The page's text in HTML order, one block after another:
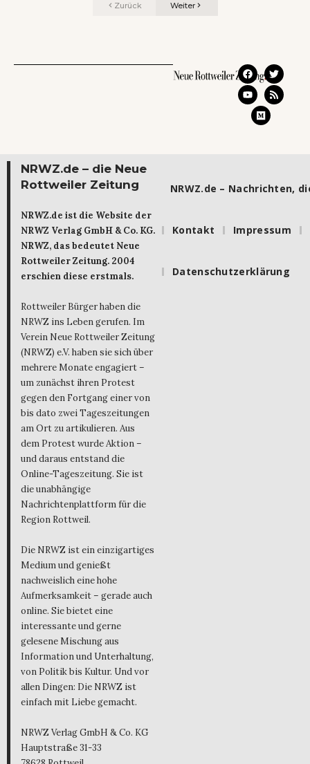
Zurück Weiter
NRWZ.de – die Neue
Rottweiler Zeitung
NRWZ.de ist die Website der
NRWZ Verlag GmbH & Co. KG.
NRWZ, das bedeutet Neue
Rottweiler Zeitung. 2004
erschien diese erstmals.
Rottweiler Bürger haben die
NRWZ ins Leben gerufen. Im
Verein Neue Rottweiler Zeitung
(NRWZ) e.V. haben sie sich über
mehrere Monate engagiert –
um zunächst ihren Protest
gegen den Fortgang einer von
bis dato zwei Tageszeitungen
am Ort zu artikulieren. Aus
dem Protest wurde Aktion –
und daraus entstand die
Online-Tageszeitung. Sie ist
die unabhängige
Nachrichtenplattform für die
Region Rottweil.
Die NRWZ ist ein einzigartiges
Medium und genießt
nachweislich eine hohe
Aufmerksamkeit – gerade auch
online. Sie bietet eine
interessante und gerne
gelesene Mischung aus
Information und Unterhaltung,
von Politik bis Kultur. Und vor
allen Dingen: Die NRWZ ist
einfach mit Liebe gemacht.
NRWZ Verlag GmbH & Co. KG
Hauptstraße 31-33
NRWZ.de – Nachrichten,
Kontakt Impressum
Datenschutzerklärung